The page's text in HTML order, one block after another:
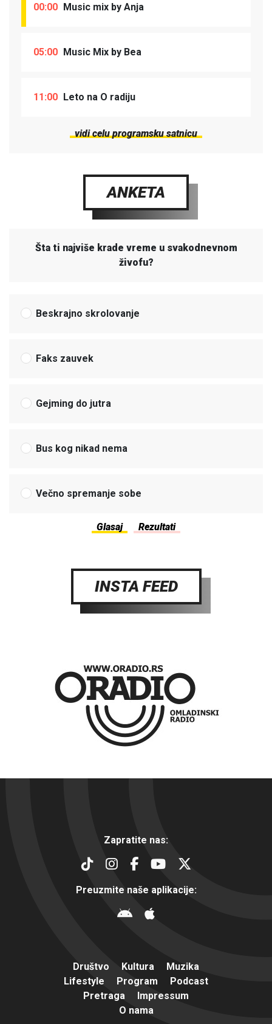
00:00 Music mix by Anja
05:00 Music Mix by Bea
11:00 Leto na O radiju
vidi celu programsku satnicu
ANKETA
Šta ti najviše krade vreme u svakodnevnom
živofu?
Beskrajno skrolovanje
Faks zauvek
Gejming do jutra
Bus kog nikad nema
Večno spremanje sobe
INSTA FEED
Zapratite nas:
Preuzmite naše aplikacije:
Društvo Kultura
Muzika
Lifestyle
Program
Podcast
Pretraga
Impressum
O nama